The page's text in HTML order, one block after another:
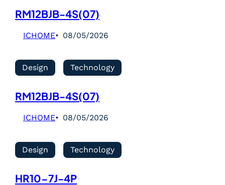
RM12BJB-4S(07)
ICHOME 08/05/2026
Design Technology
RM12BJB-4S(07)
ICHOME 08/05/2026
Design Technology
HR10-7J-4P